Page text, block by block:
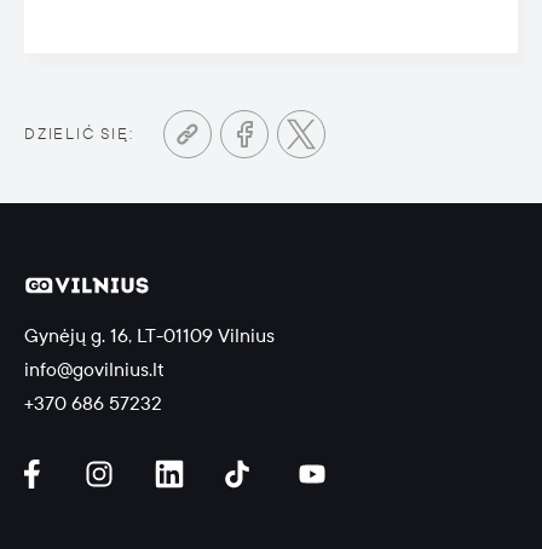
DZIELIĆ SIĘ:
Gynėjų g. 16, LT-01109 Vilnius
info@govilnius.lt
+370 686 57232